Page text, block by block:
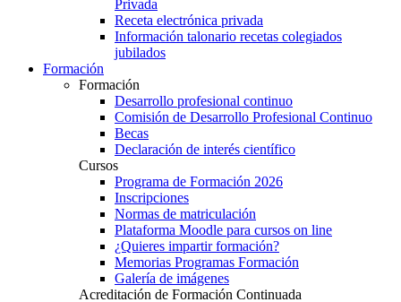
Privada
Receta electrónica privada
Información talonario recetas colegiados
jubilados
Formación
Formación
Desarrollo profesional continuo
Comisión de Desarrollo Profesional Continuo
Becas
Declaración de interés científico
Cursos
Programa de Formación 2026
Inscripciones
Normas de matriculación
Plataforma Moodle para cursos on line
¿Quieres impartir formación?
Memorias Programas Formación
Galería de imágenes
Acreditación de Formación Continuada